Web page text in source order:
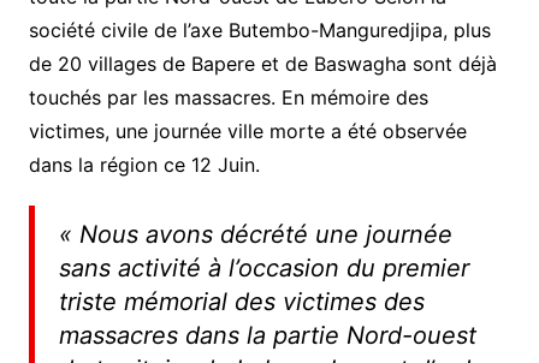
société civile de l’axe Butembo-Manguredjipa, plus
de 20 villages de Bapere et de Baswagha sont déjà
touchés par les massacres. En mémoire des
victimes, une journée ville morte a été observée
dans la région ce 12 Juin.
« Nous avons décrété une journée
sans activité à l’occasion du premier
triste mémorial des victimes des
massacres dans la partie Nord-ouest